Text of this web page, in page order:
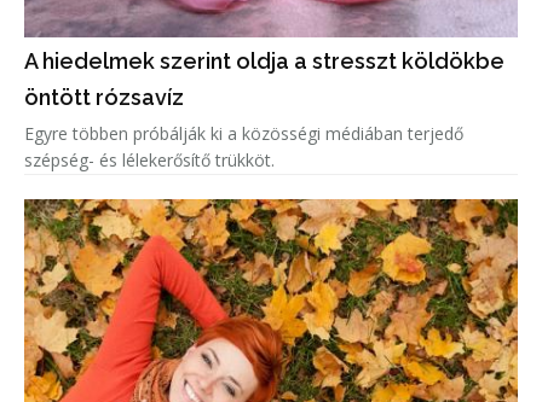
A hiedelmek szerint oldja a stresszt köldökbe
öntött rózsavíz
Egyre többen próbálják ki a közösségi médiában terjedő
szépség- és lélekerősítő trükköt.